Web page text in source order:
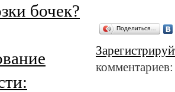
Поделиться…
бочек?